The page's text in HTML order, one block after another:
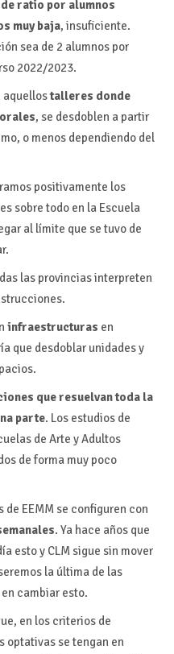
ratio por alumnos
muy baja, insuficiente.
sea de 2 alumnos por
2022/2023.
aquellostalleres donde
, se desdoblen a partir
o menos dependiendo del
positivamente los
sobre todo en la Escuela
al límite que se tuvo de
las provincias interpreten
infraestructuras en
que desdoblar unidades y
que resuelvan toda la
parte. Los estudios de
de Arte y Adultos
de forma muy poco
EEMM se configuren con
. Ya hace años que
esto y CLM sigue sin mover
la última de las
cambiar esto.
en los criterios de
optativas se tengan en